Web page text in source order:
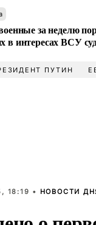
за неделю
в интересах ВСУ
ПУТИН
18:19 • НОВОСТИ